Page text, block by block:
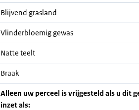
Blijvend grasland
Vlinderbloemig gewas
Natte teelt
Braak
Alleen uw perceel is vrijgesteld als u dit
inzet als: